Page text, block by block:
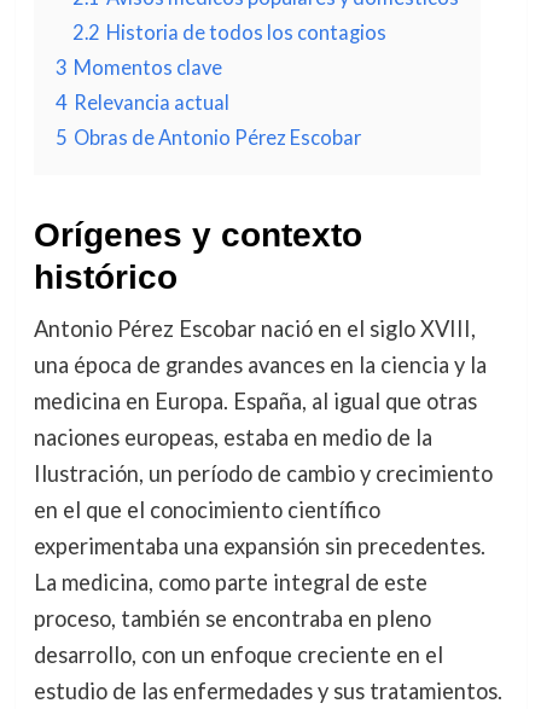
2.2 Historia de todos los contagios
3 Momentos clave
4 Relevancia actual
5 Obras de Antonio Pérez Escobar
Orígenes y contexto
histórico
Antonio Pérez Escobar nació en el siglo XVIII,
una época de grandes avances en la ciencia y la
medicina en Europa. España, al igual que otras
naciones europeas, estaba en medio de la
Ilustración, un período de cambio y crecimiento
en el que el conocimiento científico
experimentaba una expansión sin precedentes.
La medicina, como parte integral de este
proceso, también se encontraba en pleno
desarrollo, con un enfoque creciente en el
estudio de las enfermedades y sus tratamientos.